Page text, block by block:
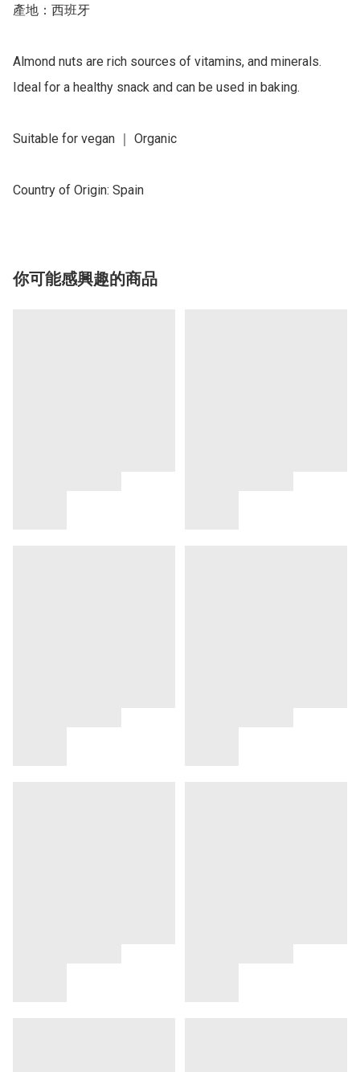
產地：西班牙
Almond nuts are rich sources of vitamins, and minerals.
Ideal for a healthy snack and can be used in baking.
Suitable for vegan ｜ Organic
你可能感興趣的商品